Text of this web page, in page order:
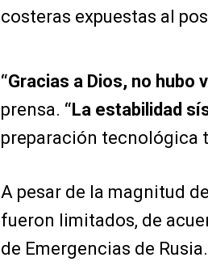
costeras expuestas al
“Gracias a Dios, no hubo
prensa. “La estabilidad
preparación tecnológica
A pesar de la magnitud
fueron limitados, de
de Emergencias de